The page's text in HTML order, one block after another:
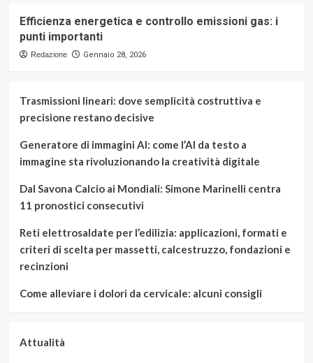
Efficienza energetica e controllo emissioni gas: i
punti importanti
Redazione Gennaio 28, 2026
Trasmissioni lineari: dove semplicità costruttiva e
precisione restano decisive
Generatore di immagini AI: come l’AI da testo a
immagine sta rivoluzionando la creatività digitale
Dal Savona Calcio ai Mondiali: Simone Marinelli centra
11 pronostici consecutivi
Reti elettrosaldate per l’edilizia: applicazioni, formati e
criteri di scelta per massetti, calcestruzzo, fondazioni e
recinzioni
Come alleviare i dolori da cervicale: alcuni consigli
Attualità